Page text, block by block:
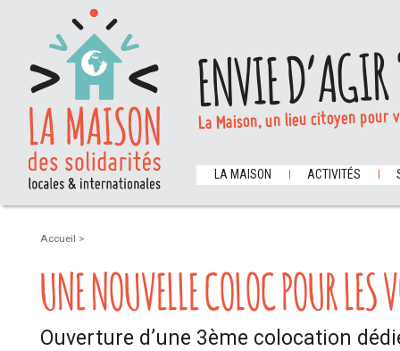
ENVIE
La Maison, un lieu citoyen
LA MAISON ACTIVITÉS
Accueil >
UNE NOUVELLE COLOC POUR LES
Ouverture d’une 3ème colocation